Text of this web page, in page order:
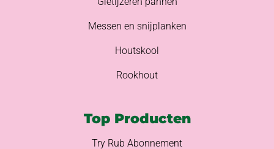
Messen en snijplanken
Houtskool
Rookhout
Top Producten
Try Rub Abonnement